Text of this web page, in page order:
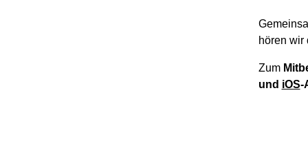
hören wir
Zum
und iOS-